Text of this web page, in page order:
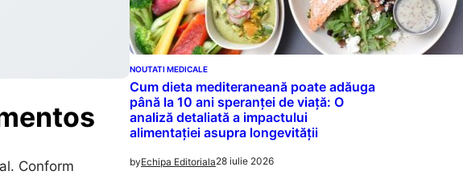
Conform
NOUTATI MEDICALE
Cum dieta mediteraneană poate adăuga
până la 10 ani speranței de viață: O
analiză detaliată a impactului
alimentației asupra longevității
byEchipa Editoriala28 iulie 2026